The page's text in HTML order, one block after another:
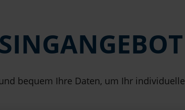
bequem Ihre Daten, um Ihr